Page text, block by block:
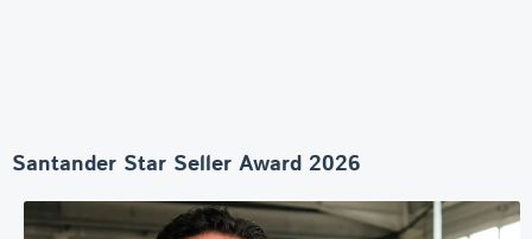
Santander Star Seller Award 2026